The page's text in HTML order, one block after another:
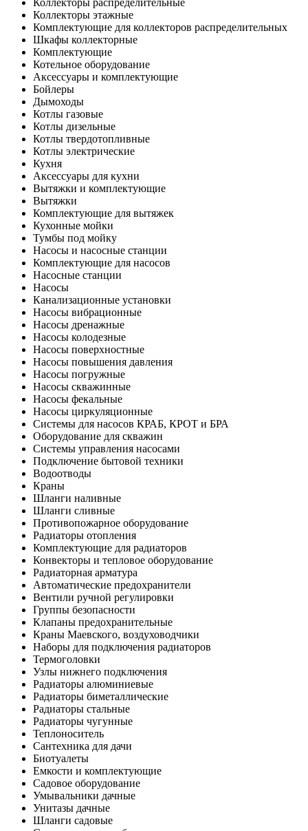
Коллекторы распределительные
Коллекторы этажные
Комплектующие для коллекторов распределительных
Шкафы коллекторные
Комплектующие
Котельное оборудование
Аксессуары и комплектующие
Бойлеры
Дымоходы
Котлы газовые
Котлы дизельные
Котлы твердотопливные
Котлы электрические
Кухня
Аксессуары для кухни
Вытяжки и комплектующие
Вытяжки
Комплектующие для вытяжек
Кухонные мойки
Тумбы под мойку
Насосы и насосные станции
Комплектующие для насосов
Насосные станции
Насосы
Канализационные установки
Насосы вибрационные
Насосы дренажные
Насосы колодезные
Насосы поверхностные
Насосы повышения давления
Насосы погружные
Насосы скважинные
Насосы фекальные
Насосы циркуляционные
Системы для насосов КРАБ, КРОТ и БРА
Оборудование для скважин
Системы управления насосами
Подключение бытовой техники
Водоотводы
Краны
Шланги наливные
Шланги сливные
Противопожарное оборудование
Радиаторы отопления
Комплектующие для радиаторов
Конвекторы и тепловое оборудование
Радиаторная арматура
Автоматические предохранители
Вентили ручной регулировки
Группы безопасности
Клапаны предохранительные
Краны Маевского, воздуховодчики
Наборы для подключения радиаторов
Термоголовки
Узлы нижнего подключения
Радиаторы алюминиевые
Радиаторы биметаллические
Радиаторы стальные
Радиаторы чугунные
Теплоноситель
Сантехника для дачи
Биотуалеты
Емкости и комплектующие
Садовое оборудование
Умывальники дачные
Унитазы дачные
Шланги садовые